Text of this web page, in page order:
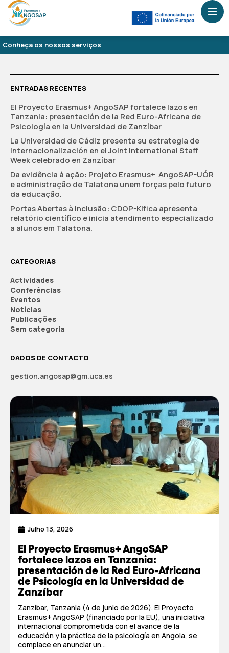
Conheça os nossos serviços
Julho 13, 2026
El Proyecto Erasmus+ AngoSAP
fortalece lazos en Tanzania:
presentación de la Red Euro-Africana
de Psicología en la Universidad de
Zanzíbar
Zanzíbar, Tanzania (4 de junio de 2026). El Proyecto
Erasmus+ AngoSAP (financiado por la EU), una iniciativa
internacional comprometida con el avance de la
educación y la práctica de la psicología en Angola, se
complace en anunciar un...
ENTRADAS RECENTES
El Proyecto Erasmus+ AngoSAP fortalece lazos en
Tanzania: presentación de la Red Euro-Africana de
Psicología en la Universidad de Zanzíbar
La Universidad de Cádiz presenta su estrategia de
internacionalización en el Joint International Staff
Week celebrado en Zanzíbar
Da evidência à ação: Projeto Erasmus+ AngoSAP-UÓR
e administração de Talatona unem forças pelo futuro
da educação.
Portas Abertas à inclusão: CDOP-Kifica apresenta
relatório científico e inicia atendimento especializado
a alunos em Talatona.
CATEGORIAS
Actividades
Conferências
Eventos
Notícias
Publicações
Sem categoria
DADOS DE CONTACTO
gestion.angosap@gm.uca.es